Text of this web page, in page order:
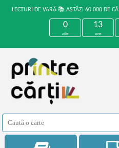
LECTURI DE VARĂ 📚 ASTĂZI 60.000 DE
0
zile
13
ore